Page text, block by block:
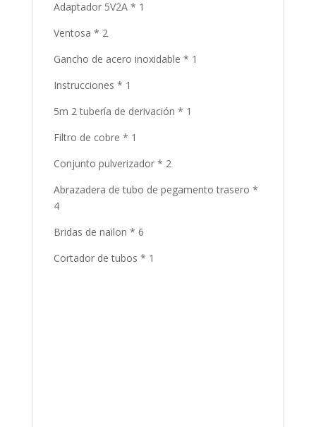
Adaptador 5V2A * 1
Ventosa * 2
Gancho de acero inoxidable * 1
Instrucciones * 1
5m 2 tubería de derivación * 1
Filtro de cobre * 1
Conjunto pulverizador * 2
Abrazadera de tubo de pegamento trasero *
4
Bridas de nailon * 6
Cortador de tubos * 1